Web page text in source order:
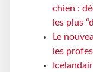
chien :
les plus
Le
les